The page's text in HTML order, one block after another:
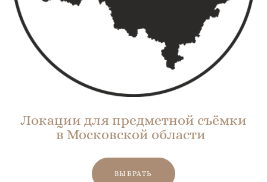
Локации для предметной съёмки
в Московской области
ВЫБРАТЬ